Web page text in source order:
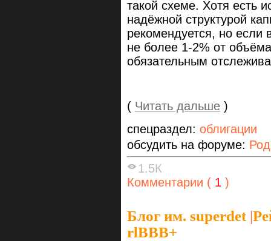
такой схеме. Хотя есть
надёжной структурой
рекомендуется, но если
не более 1-2% от
обязательным
( Читать дальше )
спецраздел: облигации
обсудить на форуме:
1.5К
Комментарии ( 1 )
Блог им. superdet|
rlBBB+